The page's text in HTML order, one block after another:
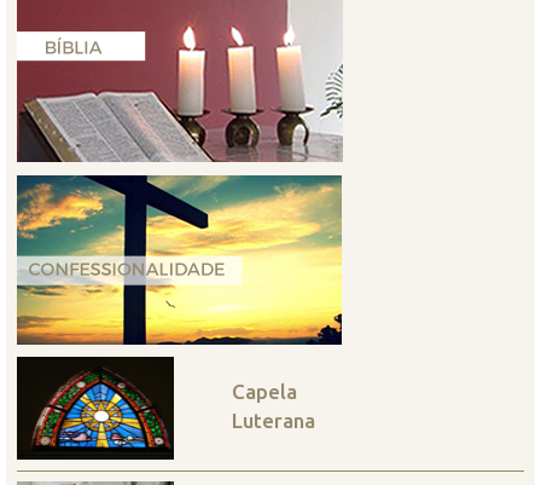
Capela
Luterana